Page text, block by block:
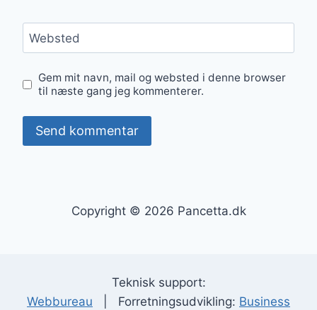
Websted
Gem mit navn, mail og websted i denne browser
til næste gang jeg kommenterer.
Copyright © 2026 Pancetta.dk
Teknisk support:
Webbureau | Forretningsudvikling: Business